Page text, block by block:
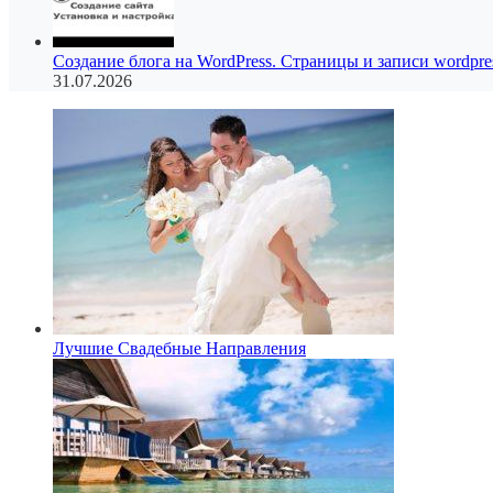
Создание блога на WordPress. Страницы и записи
31.07.2026
Лучшие Свадебные Направления